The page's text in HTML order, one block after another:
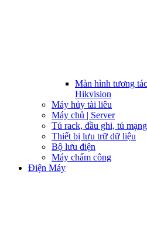
Màn hình tương
Hikvision
Máy hủy tài liêu
Máy chủ | Server
Tủ rack, đầu ghi, tủ
Thiết bị lưu trữ dữ liệu
Bộ lưu điện
Máy chấm công
Điện Máy